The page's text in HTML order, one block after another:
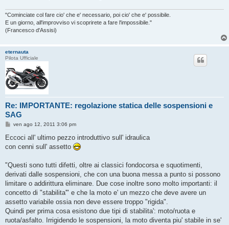
"Cominciate col fare cio' che e' necessario, poi cio' che e' possibile.
E un giorno, all'improvviso vi scoprirete a fare l'impossibile."
(Francesco d'Assisi)
eternauta
Pilota Ufficiale
Re: IMPORTANTE: regolazione statica delle sospensioni e
SAG
M
s
a
i
o
ven ago 12, 2011 3:06 pm
Eccoci all' ultimo pezzo introduttivo sull' idraulica
con cenni sull' assetto
"Questi sono tutti difetti, oltre ai classici fondocorsa e squotimenti,
derivati dalle sospensioni, che con una buona messa a punto si possono
limitare o addirittura eliminare. Due cose inoltre sono molto importanti: il
concetto di "stabilita'" e che la moto e' un mezzo che deve avere un
assetto variabile ossia non deve essere troppo "rigida".
Quindi per prima cosa esistono due tipi di stabilita': moto/ruota e
ruota/asfalto. Irrigidendo le sospensioni, la moto diventa piu' stabile in se'